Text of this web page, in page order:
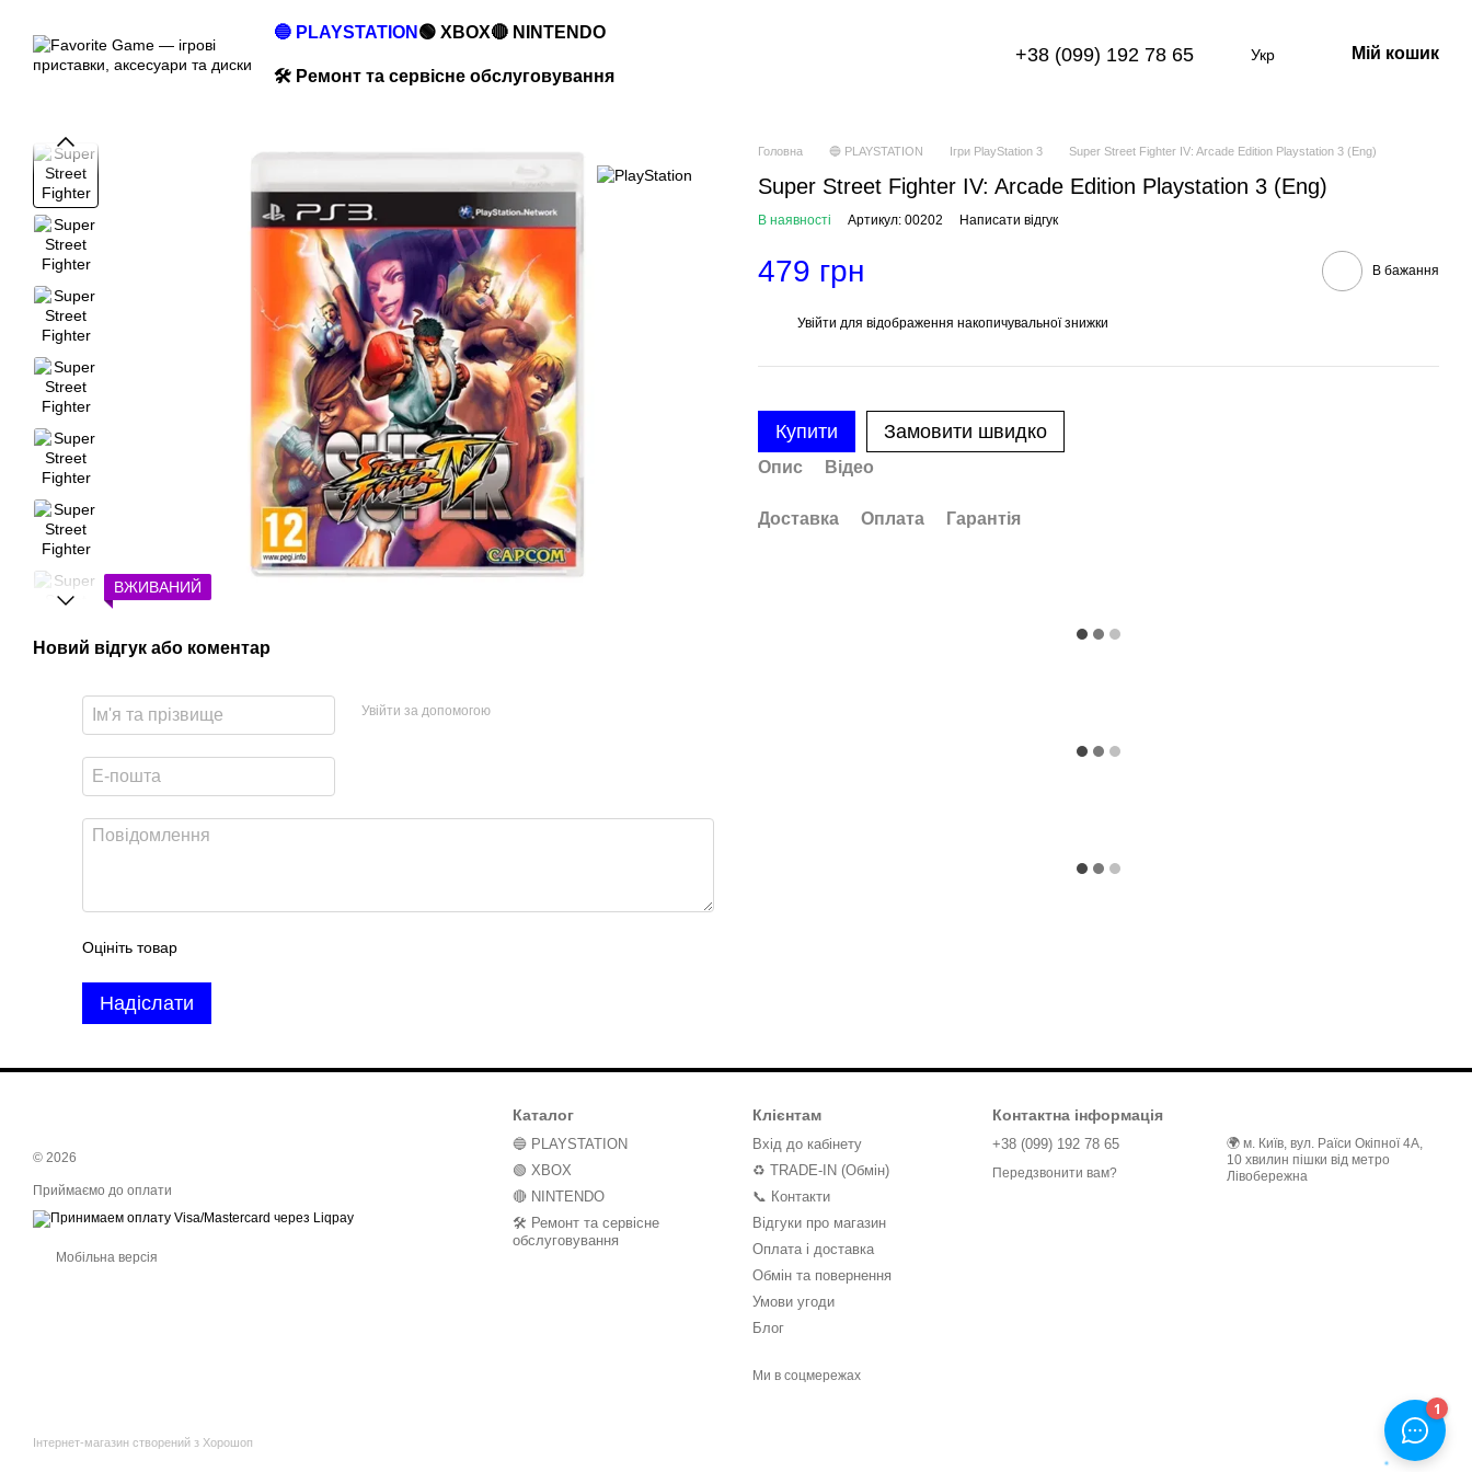
🔵 PLAYSTATION 🟢 XBOX🔴 NINTENDO
🛠️ Ремонт та сервісне обслуговування
+38 (099) 192 78 65 Укр Мій кошик
ВЖИВАНИЙ
Новий відгук або коментар
Увійти за допомогою
Оцініть товар
Надіслати
Головна 🔵 PLAYSTATION Ігри PlayStation 3 Super Street Fighter IV: Arcade Edition Playstation 3 (Eng)
Super Street Fighter IV: Arcade Edition Playstation 3 (Eng)
В наявності Артикул: 00202 Написати відгук
479 грн В бажання
Увійти для відображення накопичувальної знижки
Купити Замовити швидко
Опис Відео
Доставка Оплата Гарантія
© 2026
Приймаємо до оплати
Мобільна версія
Інтернет-магазин створений з Хорошоп
Каталог
🔵 PLAYSTATION
🟢 XBOX
🔴 NINTENDO
🛠️ Ремонт та сервісне
обслуговування
Клієнтам
Вхід до кабінету
♻️ TRADE-IN (Обмін)
📞 Контакти
Відгуки про магазин
Оплата і доставка
Обмін та повернення
Умови угоди
Блог
Ми в соцмережах
Контактна інформація
+38 (099) 192 78 65
Передзвонити вам?
🌍 м. Київ, вул. Раїси Окіпної 4А,
10 хвилин пішки від метро
Лівобережна